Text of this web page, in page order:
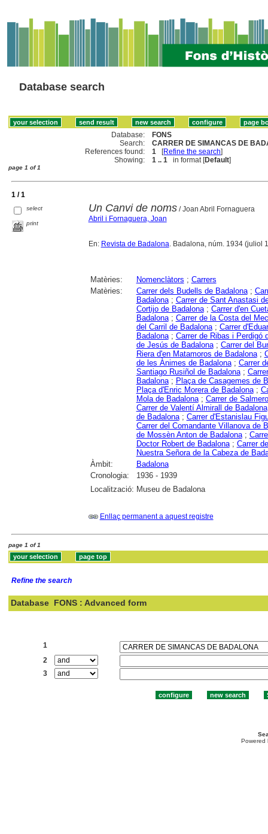
Database search
Database:
FONS
Search:
CARRER DE SIMANCAS DE
References found:
1 [Refine the search]
Showing:
1 .. 1 in format [Default]
page 1 of 1
1 / 1
select
print
Un Canvi de noms/ Joan Abril Fornaguera
Abril i Fornaguera, Joan
En: Revista de Badalona. Badalona, núm. 1934 (juliol
Matèries: Nomenclàtors ; Carrers
Matèries:
Carrer dels Budells de Badalona;
Badalona; Carrer de Sant Anastasi
Cortijo de Badalona; Carrer d'en
Badalona; Carrer de la Costa del
del Carril de Badalona; Carrer
Badalona; Carrer de Ribas i Perdigó
de Jesús de Badalona; Carrer del
Riera d'en Matamoros de Badalona;
de les Ànimes de Badalona; Carrer
Santiago Rusiñol de Badalona;
Badalona; Plaça de Casagemes de
Plaça d'Enric Morera de Badalona;
Mola de Badalona; Carrer de
Carrer de Valentí Almirall de Badalona
de Badalona; Carrer d'Estanislau
Carrer del Comandante Villanova de
de Mossèn Anton de Badalona;
Doctor Robert de Badalona; Carrer
Nuestra Señora de la Cabeza de
Àmbit:
Badalona
Cronologia:
1936 - 1939
Localització: Museu de Badalona
Enllaç permanent a aquest registre
page 1 of 1
Refine the search
Database FONS : Advanced form
1
2
3